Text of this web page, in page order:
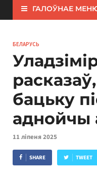
ГАЛОЎНАЕ
БЕЛАРУСЬ
бацьку
аднойчы
11 ліпеня 2025
SHARE TWEET